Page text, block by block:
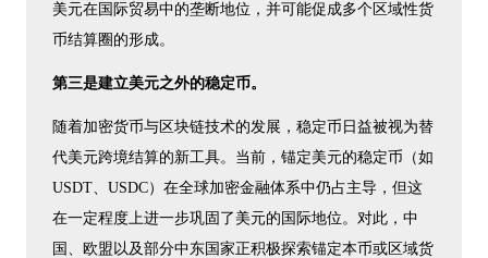
美元在国际贸易中的垄断地位，并可能促成多个区域性货
币结算圈的形成。
第三是建立美元之外的稳定币。
随着加密货币与区块链技术的发展，稳定币日益被视为替
代美元跨境结算的新工具。当前，锚定美元的稳定币（如
USDT、USDC）在全球加密金融体系中仍占主导，但这
在一定程度上进一步巩固了美元的国际地位。对此，中
国、欧盟以及部分中东国家正积极探索锚定本币或区域货